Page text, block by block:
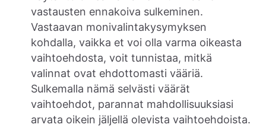
vastausten ennakoiva sulkeminen.
Vastaavan monivalintakysymyksen
kohdalla, vaikka et voi olla varma oikeasta
vaihtoehdosta, voit tunnistaa, mitkä
valinnat ovat ehdottomasti vääriä.
Sulkemalla nämä selvästi väärät
vaihtoehdot, parannat mahdollisuuksiasi
arvata oikein jäljellä olevista vaihtoehdoista.